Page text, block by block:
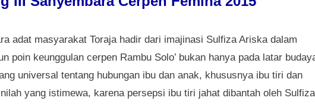
adat masyarakat Toraja hadir dari imajinasi Sulfiza Ariska dalam
poin keunggulan cerpen Rambu Solo’ bukan hanya pada latar
universal tentang hubungan ibu dan anak, khususnya ibu tiri dan
yang istimewa, karena persepsi ibu tiri jahat dibantah oleh Sulfiza